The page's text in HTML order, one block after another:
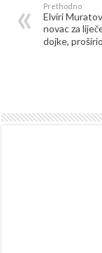
Prethodno
Elviri
novac za
dojke,